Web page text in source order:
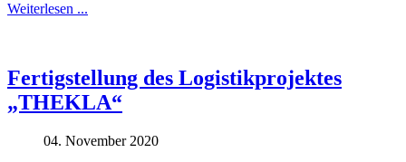
Weiterlesen ...
Fertigstellung des Logistikprojektes
„THEKLA“
04. November 2020